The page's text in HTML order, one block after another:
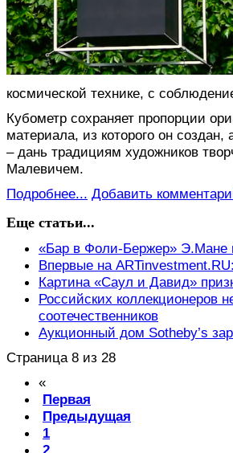
космической технике, с
Кубометр сохраняет пропорции
материала, из которого он
– дань традициям художников
Малевичем.
Подробнее... Добавить
Еще статьи...
«Бар в Фоли-Бержер» Э.Мане
Впервые на
Картина «Саул и Давид»
Российских коллекционеров
соотечественников
Аукционный дом Sotheby’s
Страница 8 из 28
«
Первая
Предыдущая
1